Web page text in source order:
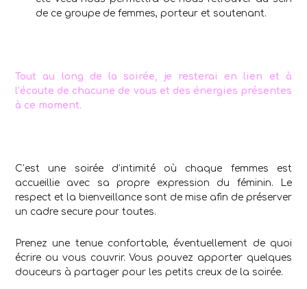
de ce groupe de femmes, porteur et soutenant.
Tout au long de la soirée, je resterai en lien et à
l’écoute de chacune de vous et des énergies présentes
à ce moment.
C’est une soirée d’intimité où chaque femmes est
accueillie avec sa propre expression du féminin. Le
respect et la bienveillance sont de mise afin de préserver
un cadre secure pour toutes.
Prenez une tenue confortable, éventuellement de quoi
écrire ou vous couvrir. Vous pouvez apporter quelques
douceurs à partager pour les petits creux de la soirée.